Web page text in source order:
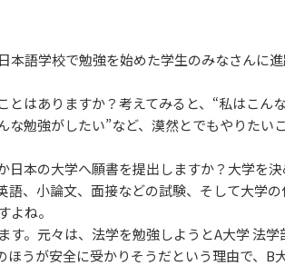
本語学校で勉強を始めた学生のみなさんに
はありますか？考えてみると、“私はこん
な勉強がしたい”など、漠然とでもやりたい
本の大学へ願書を提出しますか？大学を決
、小論文、面接などの試験、そして大学の
ね。
。元々は、法学を勉強しようとA大学 法学
うが安全に受かりそうだという理由で、B